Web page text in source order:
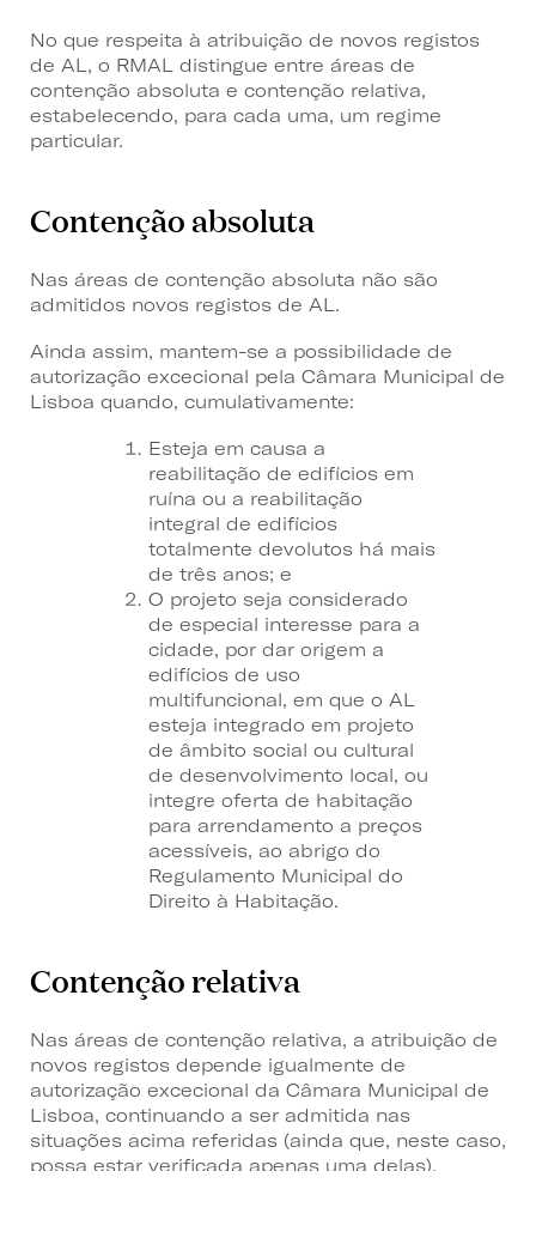
No que respeita à atribuição de novos registos
de AL, o RMAL distingue entre áreas de
contenção absoluta e contenção relativa,
estabelecendo, para cada uma, um regime
particular.
Contenção absoluta
Nas áreas de contenção absoluta não são
admitidos novos registos de AL.
Ainda assim, mantem-se a possibilidade de
autorização excecional pela Câmara Municipal de
Lisboa quando, cumulativamente:
Esteja em causa a
reabilitação de edifícios em
ruína ou a reabilitação
integral de edifícios
totalmente devolutos há mais
de três anos; e
O projeto seja considerado
de especial interesse para a
cidade, por dar origem a
edifícios de uso
multifuncional, em que o AL
esteja integrado em projeto
de âmbito social ou cultural
de desenvolvimento local, ou
integre oferta de habitação
para arrendamento a preços
acessíveis, ao abrigo do
Regulamento Municipal do
Direito à Habitação.
Contenção relativa
Nas áreas de contenção relativa, a atribuição de
novos registos depende igualmente de
autorização excecional da Câmara Municipal de
Lisboa, continuando a ser admitida nas
situações acima referidas (ainda que, neste caso,
possa estar verificada apenas uma delas).